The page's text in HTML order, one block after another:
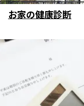
お家の健康診断